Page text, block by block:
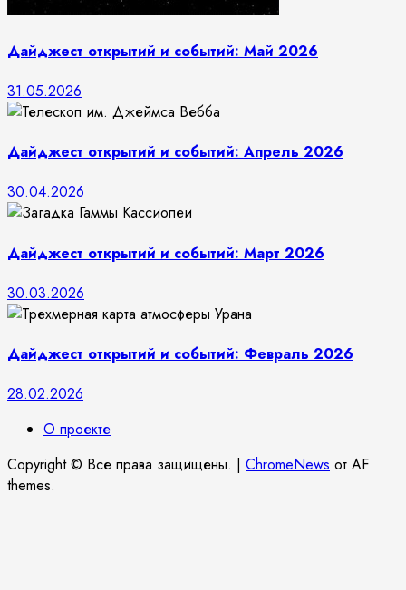
Дайджест открытий и событий: Май 2026
31.05.2026
Дайджест открытий и событий: Апрель 2026
30.04.2026
Дайджест открытий и событий: Март 2026
30.03.2026
Дайджест открытий и событий: Февраль 2026
28.02.2026
О проекте
Copyright © Все права защищены. | ChromeNews от AF
themes.